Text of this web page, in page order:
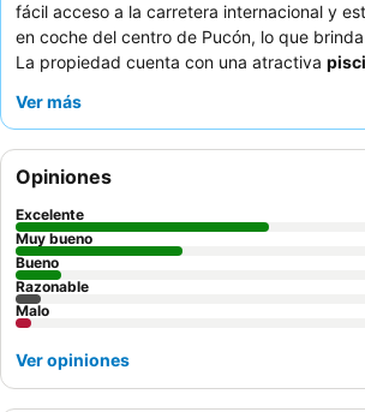
fácil acceso a la carretera internacional y
en coche del centro de Pucón, lo que
La propiedad cuenta con una atractiva
exploración. Los huéspedes elogian
exquisitas y abundantes opciones de cena
restaurante. Para una experiencia
considere solicitar una habitación con vistas
hermosos jardines del hotel.
Ver más
Opiniones
Excelente
Muy bueno
Bueno
Razonable
Malo
Ver opiniones